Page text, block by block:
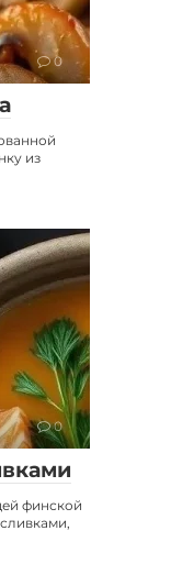
0
из
0
финской